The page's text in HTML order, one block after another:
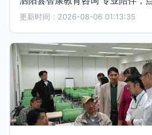
更新时间：2026-08-06 01:13:35